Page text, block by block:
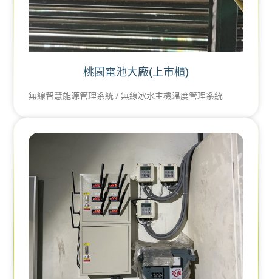
桃園電池大廠(上市櫃)
無線智慧能源管理系統 / 無線冰水主機溫度管理系統